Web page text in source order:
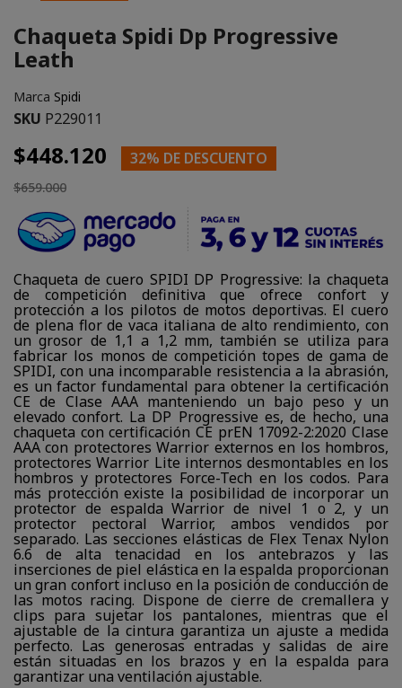
Chaqueta Spidi Dp Progressive
Leath
Marca Spidi
SKU P229011
$448.120 32% DE DESCUENTO
$659.000
Chaqueta de cuero SPIDI DP Progressive: la chaqueta
de competición definitiva que ofrece confort y
protección a los pilotos de motos deportivas. El cuero
de plena flor de vaca italiana de alto rendimiento, con
un grosor de 1,1 a 1,2 mm, también se utiliza para
fabricar los monos de competición topes de gama de
SPIDI, con una incomparable resistencia a la abrasión,
es un factor fundamental para obtener la certificación
CE de Clase AAA manteniendo un bajo peso y un
elevado confort. La DP Progressive es, de hecho, una
chaqueta con certificación CE prEN 17092-2:2020 Clase
AAA con protectores Warrior externos en los hombros,
protectores Warrior Lite internos desmontables en los
hombros y protectores Force-Tech en los codos. Para
más protección existe la posibilidad de incorporar un
protector de espalda Warrior de nivel 1 o 2, y un
protector pectoral Warrior, ambos vendidos por
separado. Las secciones elásticas de Flex Tenax Nylon
6.6 de alta tenacidad en los antebrazos y las
inserciones de piel elástica en la espalda proporcionan
un gran confort incluso en la posición de conducción de
las motos racing. Dispone de cierre de cremallera y
clips para sujetar los pantalones, mientras que el
ajustable de la cintura garantiza un ajuste a medida
perfecto. Las generosas entradas y salidas de aire
están situadas en los brazos y en la espalda para
garantizar una ventilación ajustable.